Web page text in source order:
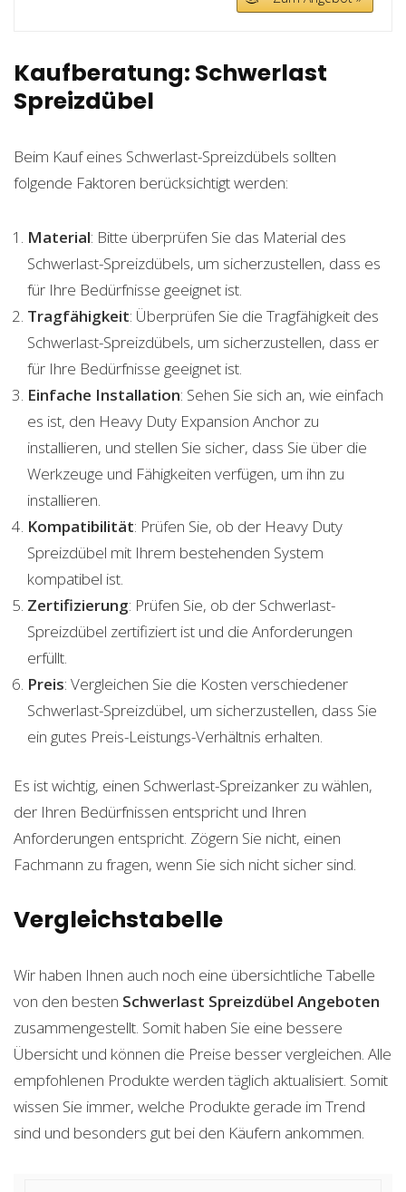
Kaufberatung: Schwerlast
Spreizdübel
Beim Kauf eines Schwerlast-Spreizdübels sollten
folgende Faktoren berücksichtigt werden:
Material: Bitte überprüfen Sie das Material des
Schwerlast-Spreizdübels, um sicherzustellen, dass es
für Ihre Bedürfnisse geeignet ist.
Tragfähigkeit: Überprüfen Sie die Tragfähigkeit des
Schwerlast-Spreizdübels, um sicherzustellen, dass er
für Ihre Bedürfnisse geeignet ist.
Einfache Installation: Sehen Sie sich an, wie einfach
es ist, den Heavy Duty Expansion Anchor zu
installieren, und stellen Sie sicher, dass Sie über die
Werkzeuge und Fähigkeiten verfügen, um ihn zu
installieren.
Kompatibilität: Prüfen Sie, ob der Heavy Duty
Spreizdübel mit Ihrem bestehenden System
kompatibel ist.
Zertifizierung: Prüfen Sie, ob der Schwerlast-
Spreizdübel zertifiziert ist und die Anforderungen
erfüllt.
Preis: Vergleichen Sie die Kosten verschiedener
Schwerlast-Spreizdübel, um sicherzustellen, dass Sie
ein gutes Preis-Leistungs-Verhältnis erhalten.
Es ist wichtig, einen Schwerlast-Spreizanker zu wählen,
der Ihren Bedürfnissen entspricht und Ihren
Anforderungen entspricht. Zögern Sie nicht, einen
Fachmann zu fragen, wenn Sie sich nicht sicher sind.
Vergleichstabelle
Wir haben Ihnen auch noch eine übersichtliche Tabelle
von den besten Schwerlast Spreizdübel Angeboten
zusammengestellt. Somit haben Sie eine bessere
Übersicht und können die Preise besser vergleichen. Alle
empfohlenen Produkte werden täglich aktualisiert. Somit
wissen Sie immer, welche Produkte gerade im Trend
sind und besonders gut bei den Käufern ankommen.